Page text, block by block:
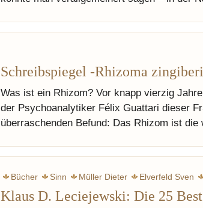
Schreibspiegel -Rhizoma
Was ist ein Rhizom? Vor knapp vierzig
der Psychoanalytiker Félix Guattari dieser
überraschenden Befund: Das Rhizom ist
Bücher Sinn Müller Dieter Elverfeld Sven
Klaus D. Leciejewski: Die 25